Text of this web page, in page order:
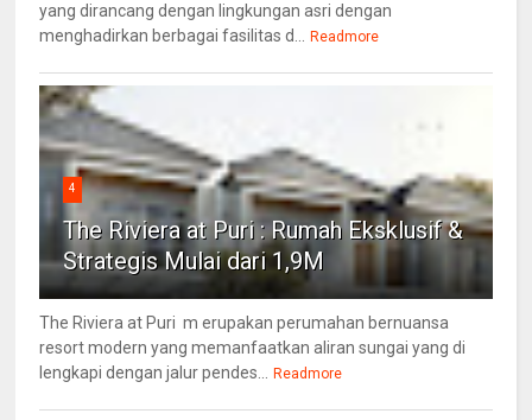
yang dirancang dengan lingkungan asri dengan
menghadirkan berbagai fasilitas d... Readmore
4
The Riviera at Puri : Rumah Eksklusif &
Strategis Mulai dari 1,9M
The Riviera at Puri m erupakan perumahan bernuansa
resort modern yang memanfaatkan aliran sungai yang di
lengkapi dengan jalur pendes... Readmore